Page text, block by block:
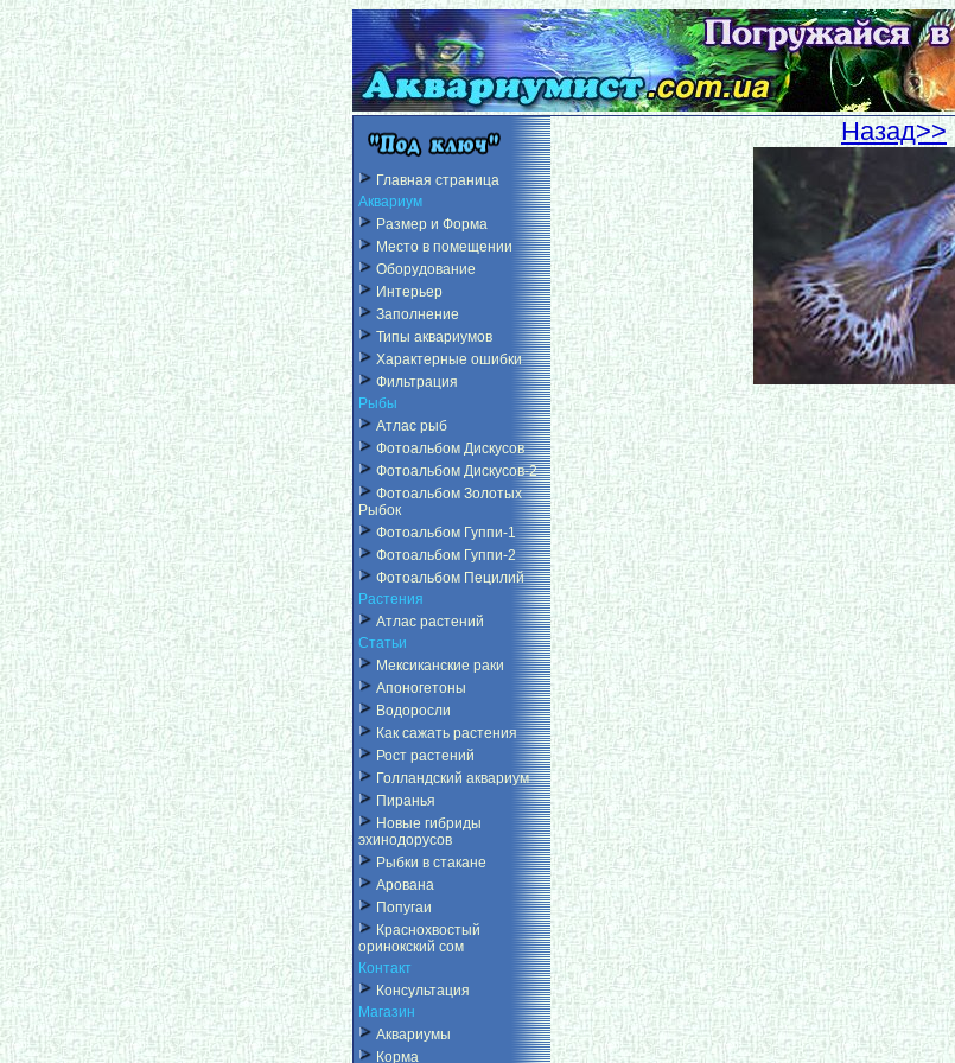
Главная страница
Аквариум
Размер и Форма
Место в помещении
Оборудование
Интерьер
Заполнение
Типы аквариумов
Характерные ошибки
Фильтрация
Рыбы
Атлас рыб
Фотоальбом Дискусов
Фотоальбом Дискусов-2
Фотоальбом Золотых
Рыбок
Фотоальбом Гуппи-1
Фотоальбом Гуппи-2
Фотоальбом Пецилий
Растения
Атлас растений
Статьи
Мексиканские раки
Апоногетоны
Водоросли
Как сажать растения
Рост растений
Голландский аквариум
Пиранья
Новые гибриды
эхинодорусов
Рыбки в стакане
Арована
Попугаи
Краснохвостый
оринокский сом
Контакт
Консультация
Магазин
Аквариумы
Корма
Hазад>>